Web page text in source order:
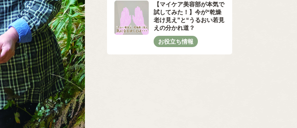
【マイケア美容部が本気で
試してみた！】今が“乾燥
老け見え”と“うるおい若見
えの分かれ道？